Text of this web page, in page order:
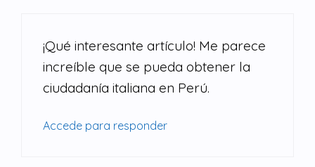
¡Qué interesante artículo! Me parece
increíble que se pueda obtener la
ciudadanía italiana en Perú.
Accede para responder